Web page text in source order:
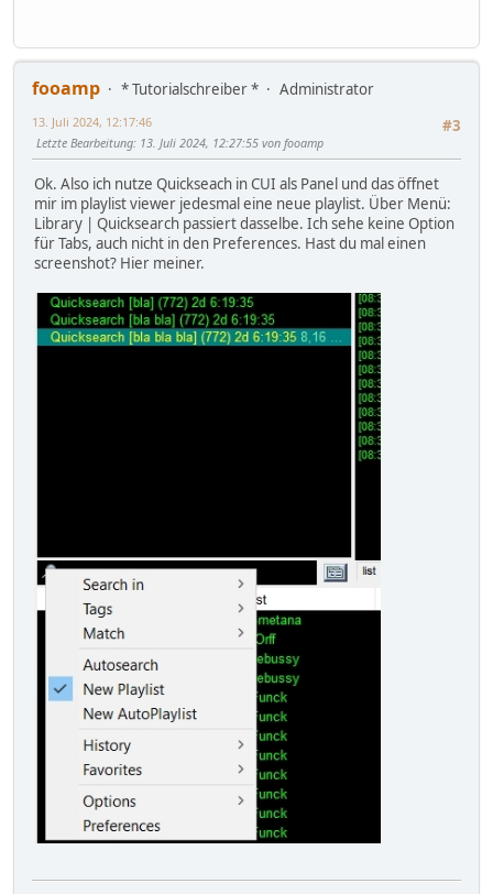
fooamp * Tutorialschreiber *
Administrator
#3
13. Juli 2024, 12:17:46
Letzte Bearbeitung: 13. Juli 2024, 12:27:55 von fooamp
Ok. Also ich nutze Quickseach in CUI als Panel und das öffnet
mir im playlist viewer jedesmal eine neue playlist. Über Menü:
Library | Quicksearch passiert dasselbe. Ich sehe keine Option
für Tabs, auch nicht in den Preferences. Hast du mal einen
screenshot? Hier meiner.